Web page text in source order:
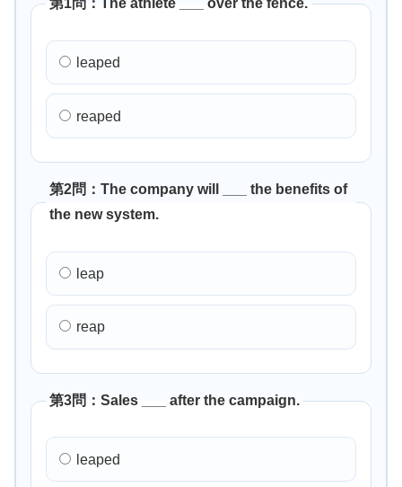
第1問：The athlete ___ over the fence.
leaped
reaped
第2問：The company will ___ the benefits of
the new system.
leap
reap
第3問：Sales ___ after the campaign.
leaped